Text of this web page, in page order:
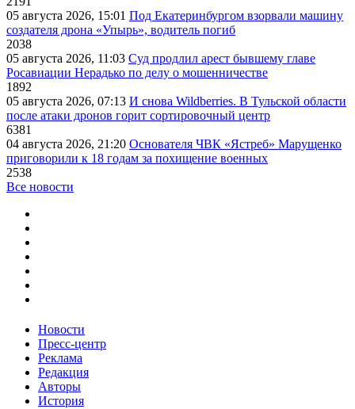
05 августа 2026, 15:01 Под Екатеринбургом взорвали машину
создателя дрона «Упырь», водитель погиб
2038
05 августа 2026, 11:03 Суд продлил арест бывшему главе
Росавиации Нерадько по делу о мошенничестве
1892
05 августа 2026, 07:13 И снова Wildberries. В Тульской области
после атаки дронов горит сортировочный центр
6381
04 августа 2026, 21:20 Основателя ЧВК «Ястреб» Марущенко
приговорили к 18 годам за похищение военных
2538
Все новости
Новости
Пресс-центр
Реклама
Редакция
Авторы
История